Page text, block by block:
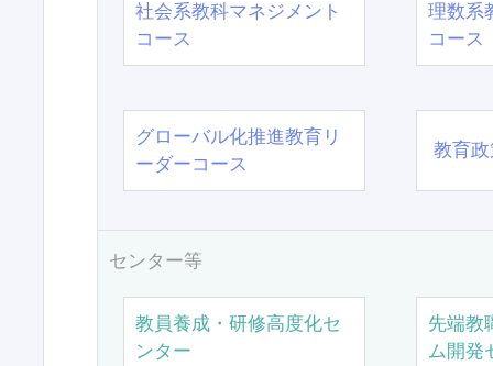
社会系教科マネジメント
コース
理数系
コース
グローバル化推進教育リ
ーダーコース
教育
センター等
教員養成・研修高度化セ
ンター
先端教
ム開発